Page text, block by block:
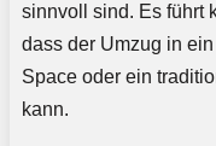
sinnvoll sind. Es führt
dass der Umzug in
Space oder ein
kann.